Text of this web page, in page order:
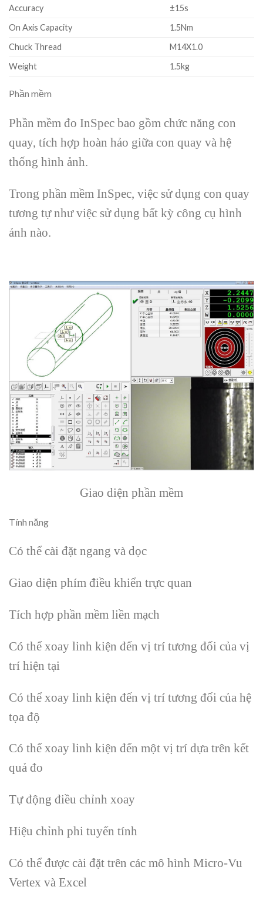
Accuracy
±15s
On Axis Capacity
1.5Nm
Chuck Thread
M14X1.0
Weight
1.5kg
Phần mềm
Phần mềm đo InSpec bao gồm chức năng con
quay, tích hợp hoàn hảo giữa con quay và hệ
thống hình ảnh.
Trong phần mềm InSpec, việc sử dụng con quay
tương tự như việc sử dụng bất kỳ công cụ hình
ảnh nào.
Giao diện phần mềm
Tính năng
Có thể cài đặt ngang và dọc
Giao diện phím điều khiển trực quan
Tích hợp phần mềm liền mạch
Có thể xoay linh kiện đến vị trí tương đối của vị
trí hiện tại
Có thể xoay linh kiện đến vị trí tương đối của hệ
tọa độ
Có thể xoay linh kiện đến một vị trí dựa trên kết
quả đo
Tự động điều chỉnh xoay
Hiệu chỉnh phi tuyến tính
Có thể được cài đặt trên các mô hình Micro-Vu
Vertex và Excel